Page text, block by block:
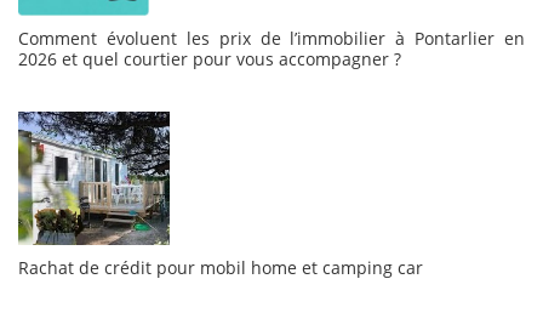
Comment évoluent les prix de l’immobilier à Pontarlier en
2026 et quel courtier pour vous accompagner ?
Rachat de crédit pour mobil home et camping car